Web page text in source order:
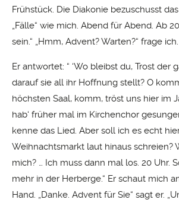
Frühstück. Die Diakonie bezuschusst
„Fälle“ wie mich. Abend für Abend. Ab
sein.“ „Hmm, Advent? Warten?“ frage ich.
Er antwortet: “ ‘Wo bleibst du, Trost der
darauf sie all ihr Hoffnung stellt? O
höchsten Saal, komm, tröst uns hier im
hab‘ früher mal im Kirchenchor
kenne das Lied. Aber soll ich es echt
Weihnachtsmarkt laut hinaus schreien?
mich? … Ich muss dann mal los. 20 Uhr.
mehr in der Herberge.“ Er schaut mich
Hand. „Danke. Advent für Sie“ sagt er.